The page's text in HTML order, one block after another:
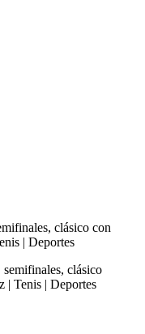
clásico con
| Deportes